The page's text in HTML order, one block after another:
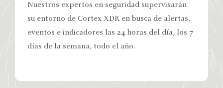
Nuestros expertos en seguridad supervisarán
su entorno de Cortex XDR en busca de alertas,
eventos e indicadores las 24 horas del día, los 7
días de la semana, todo el año.